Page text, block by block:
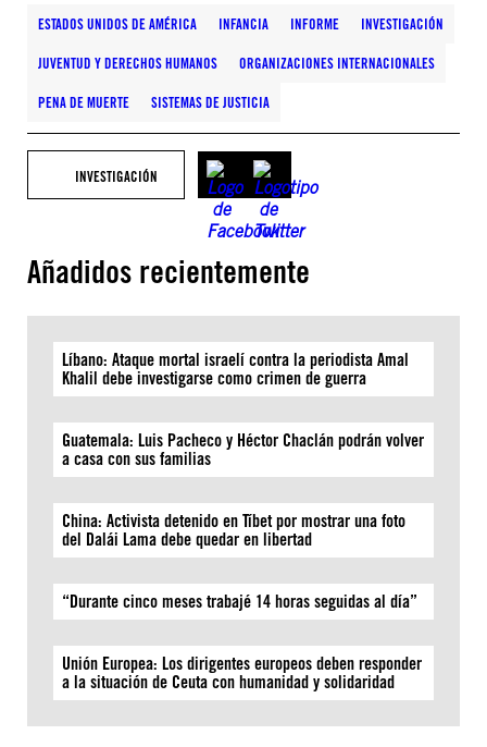
ESTADOS UNIDOS DE AMÉRICA INFANCIA INFORME INVESTIGACIÓN
JUVENTUD Y DERECHOS HUMANOS ORGANIZACIONES INTERNACIONALES
PENA DE MUERTE SISTEMAS DE JUSTICIA
INVESTIGACIÓN
Añadidos recientemente
Líbano: Ataque mortal israelí contra la periodista Amal
Khalil debe investigarse como crimen de guerra
Guatemala: Luis Pacheco y Héctor Chaclán podrán volver
a casa con sus familias
China: Activista detenido en Tíbet por mostrar una foto
del Dalái Lama debe quedar en libertad
“Durante cinco meses trabajé 14 horas seguidas al día”
Unión Europea: Los dirigentes europeos deben responder
a la situación de Ceuta con humanidad y solidaridad